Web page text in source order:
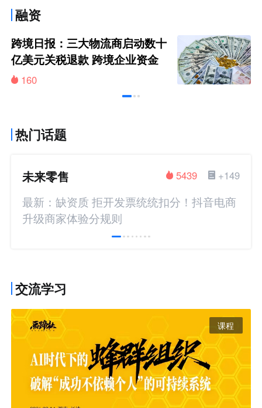
融资
跨境日报：三大物流商启动数十
亿美元关税退款 跨境企业资金
回流在即
160
热门话题
未来零售 +149
5439
最新：缺资质 拒开发票统统扣分！抖音电商
升级商家体验分规则
交流学习
课程